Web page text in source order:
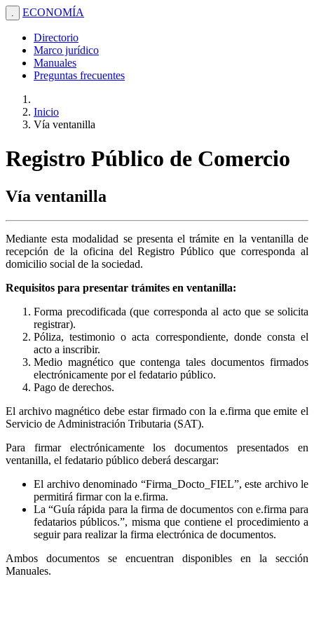
. ECONOMÍA
Directorio
Marco jurídico
Manuales
Preguntas frecuentes
Inicio
Vía ventanilla
Registro Público de Comercio
Vía ventanilla
Mediante esta modalidad se presenta el trámite en la ventanilla de
recepción de la oficina del Registro Público que corresponda al
domicilio social de la sociedad.
Requisitos para presentar trámites en ventanilla:
Forma precodificada (que corresponda al acto que se solicita
registrar).
Póliza, testimonio o acta correspondiente, donde consta el
acto a inscribir.
Medio magnético que contenga tales documentos firmados
electrónicamente por el fedatario público.
Pago de derechos.
El archivo magnético debe estar firmado con la e.firma que emite el
Servicio de Administración Tributaria (SAT).
Para firmar electrónicamente los documentos presentados en
ventanilla, el fedatario público deberá descargar:
El archivo denominado “Firma_Docto_FIEL”, este archivo le
permitirá firmar con la e.firma.
La “Guía rápida para la firma de documentos con e.firma para
fedatarios públicos.”, misma que contiene el procedimiento a
seguir para realizar la firma electrónica de documentos.
Ambos documentos se encuentran disponibles en la sección
Manuales.